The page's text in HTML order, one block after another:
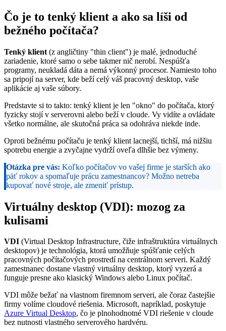
Čo je to tenký klient a ako sa líši od
bežného počítača?
Tenký klient (z angličtiny "thin client") je malé, jednoduché
zariadenie, ktoré samo o sebe takmer nič nerobí. Nespúšťa
programy, neukladá dáta a nemá výkonný procesor. Namiesto toho
sa pripojí na server, kde beží celý váš pracovný desktop, vaše
aplikácie aj vaše súbory.
Predstavte si to takto: tenký klient je len "okno" do počítača, ktorý
fyzicky stojí v serverovni alebo beží v cloude. Vy vidíte a ovládate
všetko normálne, ale skutočná práca sa odohráva niekde inde.
Oproti bežnému počítaču je tenký klient lacnejší, tichší, má nižšiu
spotrebu energie a zvyčajne vydrží oveľa dlhšie bez výmeny.
Otázka pre vás: Koľko počítačov vo vašej firme je starších ako
päť rokov a spomaľuje prácu zamestnancov? Možno netreba
kupovať nové stroje, ale zmeniť prístup.
Virtuálny desktop (VDI): mozog za
kulisami
VDI (Virtual Desktop Infrastructure, čiže infraštruktúra virtuálnych
desktopov) je technológia, ktorá umožňuje spúšťanie celých
pracovných počítačových prostredí na centrálnom serveri. Každý
zamestnanec dostane vlastný virtuálny desktop, ktorý vyzerá a
funguje presne ako klasický Windows alebo Linux počítač.
VDI môže bežať na vlastnom firemnom serveri, ale čoraz častejšie
firmy volíme cloudové riešenia. Microsoft, napríklad, poskytuje
Azure Virtual Desktop, čo je plnohodnotné VDI riešenie v cloude
bez nutnosti vlastného serverového hardvéru.